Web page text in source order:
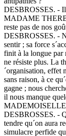
DESBROSSES. -
MADAME
reste pas de nos
DESBROSSES. -
sentir ; sa force
finit à la longue par
ne résiste plus. La
´organisation, effet
sans raison, à ce
gagne ; nous
il nous manque
MADEMOISELLE
DESBROSSES. -
tendre qu´on aura
simulacre perfide